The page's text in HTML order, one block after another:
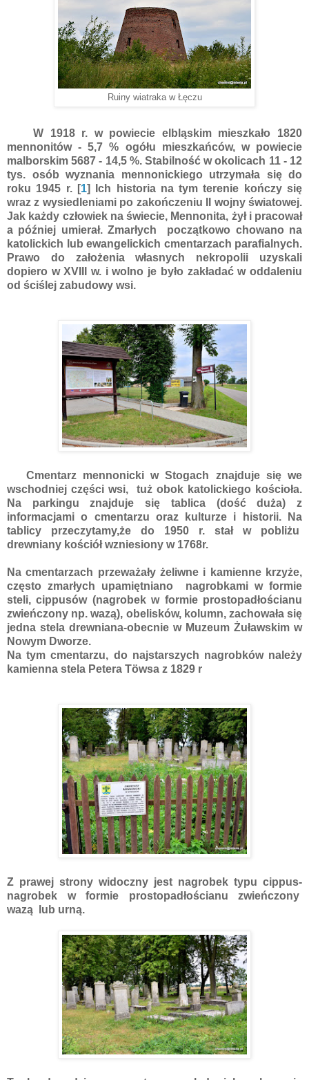
Ruiny wiatraka w Łęczu
W 1918 r. w powiecie elbląskim mieszkało 1820
mennonitów - 5,7 % ogółu mieszkańców, w powiecie
malborskim 5687 - 14,5 %. Stabilność w okolicach 11 - 12
tys. osób wyznania mennonickiego utrzymała się do
roku 1945 r. [1] Ich historia na tym terenie kończy się
wraz z wysiedleniami po zakończeniu II wojny światowej.
Jak każdy człowiek na świecie, Mennonita, żył i pracował
a później umierał. Zmarłych początkowo chowano na
katolickich lub ewangelickich cmentarzach parafialnych.
Prawo do założenia własnych nekropolii uzyskali
dopiero w XVIII w. i wolno je było zakładać w oddaleniu
od ściślej zabudowy wsi.
Cmentarz mennonicki w Stogach znajduje się we
wschodniej części wsi, tuż obok katolickiego kościoła.
Na parkingu znajduje się tablica (dość duża) z
informacjami o cmentarzu oraz kulturze i historii. Na
tablicy przeczytamy,że do 1950 r. stał w pobliżu
drewniany kościół wzniesiony w 1768r.
Na cmentarzach przeważały żeliwne i kamienne krzyże,
często zmarłych upamiętniano nagrobkami w formie
steli, cippusów (nagrobek w formie prostopadłościanu
zwieńczony np. wazą), obelisków, kolumn, zachowała się
jedna stela drewniana-obecnie w Muzeum Żuławskim w
Nowym Dworze.
Na tym cmentarzu, do najstarszych nagrobków należy
kamienna stela Petera Töwsa z 1829 r
Z prawej strony widoczny jest nagrobek typu cippus-
nagrobek w formie prostopadłościanu zwieńczony
wazą lub urną.